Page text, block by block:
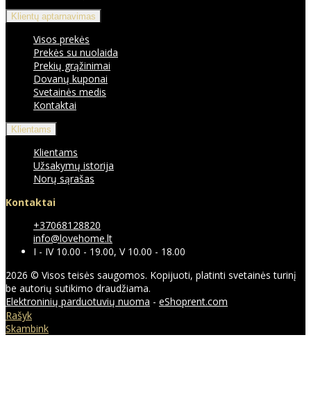
Klientų aptarnavimas
Visos prekės
Prekės su nuolaida
Prekių grąžinimai
Dovanų kuponai
Svetainės medis
Kontaktai
Klientams
Klientams
Užsakymų istorija
Norų sąrašas
Kontaktai
+37068128820
info@lovehome.lt
I - IV 10.00 - 19.00, V 10.00 - 18.00
2026 © Visos teisės saugomos. Kopijuoti, platinti svetainės turinį
be autorių sutikimo draudžiama.
Elektroninių parduotuvių nuoma - eShoprent.com
Rašyk
Skambink